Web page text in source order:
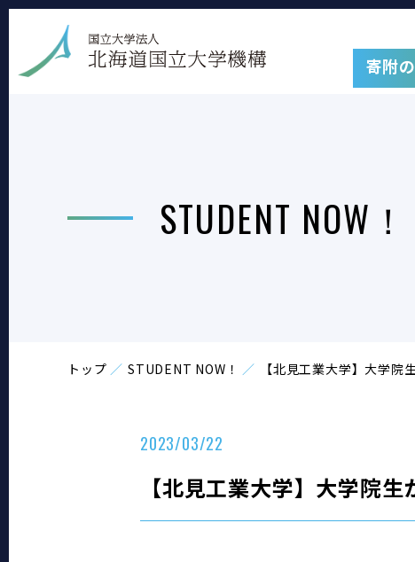
寄附
STUDENT NOW！
トップ STUDENT NOW！ 【北見工業大学】大学
2023/03/22
【北見工業大学】大学院